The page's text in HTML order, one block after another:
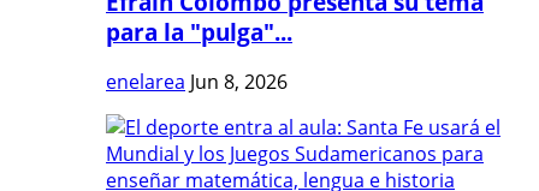
para la "pulga"...
enelarea Jun 8, 2026